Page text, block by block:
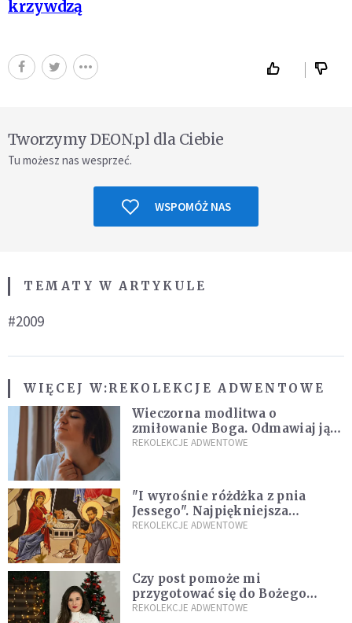
krzywdzą
Tworzymy DEON.pl dla Ciebie
Tu możesz nas wesprzeć.
WSPOMÓŻ NAS
TEMATY W ARTYKULE
#2009
WIĘCEJ W:REKOLEKCJE ADWENTOWE
Wieczorna modlitwa o
zmiłowanie Boga. Odmawiaj ją,
gdy jest ci w życiu źle
REKOLEKCJE ADWENTOWE
"I wyrośnie różdżka z pnia
Jessego". Najpiękniejsza
zapowiedź Mesjasza w Piśmie
REKOLEKCJE ADWENTOWE
Czy post pomoże mi
przygotować się do Bożego
Narodzenia? Jezuita: to zależy
REKOLEKCJE ADWENTOWE